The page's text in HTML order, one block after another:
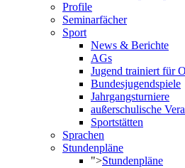
Profile
Seminarfächer
Sport
News & Berichte
AGs
Jugend trainiert für
Bundesjugendspiele
Jahrgangsturniere
außerschulische
Sportstätten
Sprachen
Stundenpläne
">Stundenpläne